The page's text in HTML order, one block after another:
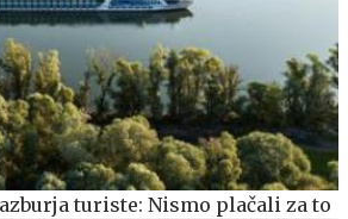
turiste: Nismo plačali za to